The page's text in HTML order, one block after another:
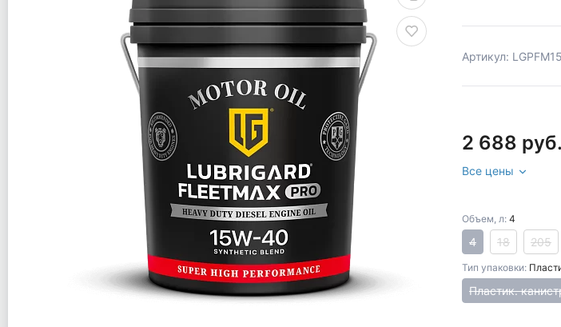
Артикул:
2 688 руб.
Все цены
Объем, л: 4
4 18 205
Тип упаковки:
Пластик.